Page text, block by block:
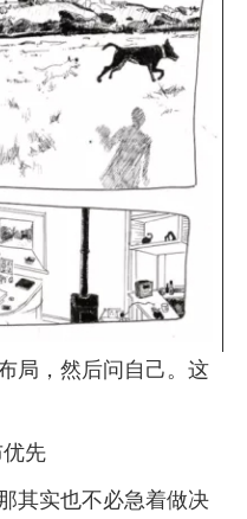
，然后问自己。这
先
实也不必急着做决